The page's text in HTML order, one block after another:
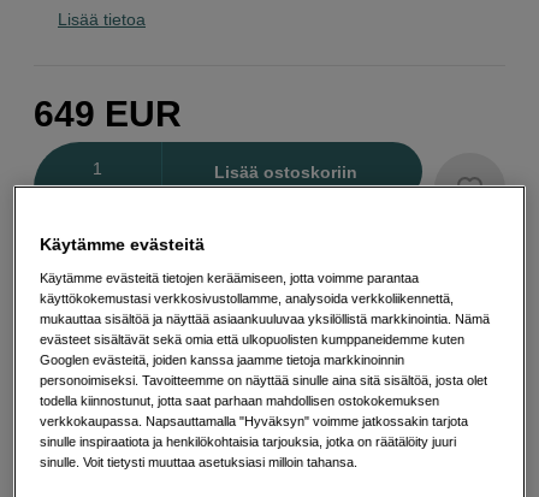
Lisää tietoa
649 EUR
Lisää ostoskoriin
Maksa Svea-erämaksulla
Esimerkki: 36 kk, 23 EUR/kk, yhteensä 833 EUR, todellinen vuosikorko
19,07 %
Avausmaksu 5 EUR, laskutusmaksu 0 EUR/kk lisäksi
Lainaaminen maksaa! Jos et pysty maksamaan velkaa ajoissa, saatat
saada maksuhäiriömerkinnän. Se voi vaikeuttaa asunnon vuokraamista,
liittymien tekemistä ja uusien lainojen saamista. Apua saat kuntasi talous- ja
velkaneuvonnasta. Yhteystiedot löydät sivulta kkv.fi (avautuu uuteen
välilehteen)
Käytämme evästeitä
Käytämme evästeitä tietojen keräämiseen, jotta voimme parantaa
käyttökokemustasi verkkosivustollamme, analysoida verkkoliikennettä,
mukauttaa sisältöä ja näyttää asiaankuuluvaa yksilöllistä markkinointia. Nämä
evästeet sisältävät sekä omia että ulkopuolisten kumppaneidemme kuten
Googlen evästeitä, joiden kanssa jaamme tietoja markkinoinnin
personoimiseksi. Tavoitteemme on näyttää sinulle aina sitä sisältöä, josta olet
todella kiinnostunut, jotta saat parhaan mahdollisen ostokokemuksen
verkkokaupassa. Napsauttamalla "Hyväksyn" voimme jatkossakin tarjota
sinulle inspiraatiota ja henkilökohtaisia tarjouksia, jotka on räätälöity juuri
sinulle. Voit tietysti muuttaa asetuksiasi milloin tahansa.